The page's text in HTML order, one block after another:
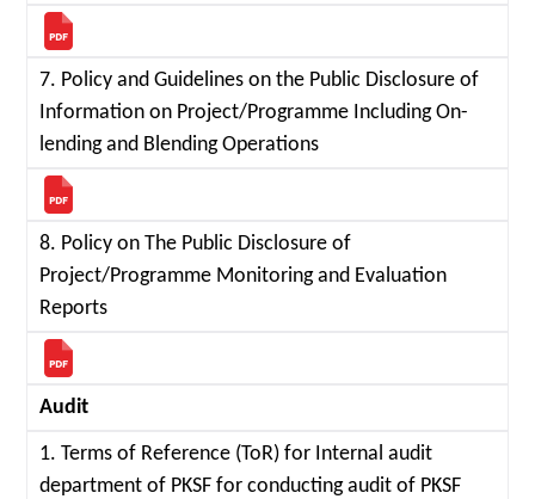
7. Policy and Guidelines on the Public Disclosure of
Information on Project/Programme Including On-
lending and Blending Operations
8. Policy on The Public Disclosure of
Project/Programme Monitoring and Evaluation
Reports
Audit
1. Terms of Reference (ToR) for Internal audit
department of PKSF for conducting audit of PKSF